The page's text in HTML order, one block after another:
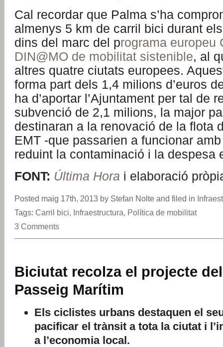
Cal recordar que Palma s’ha
almenys 5 km de carril bici durant
dins del marc del programa europeu
DIN@MO de mobilitat sistenible, al
altres quatre ciutats europees.
forma part dels 1,4 milions d’euros
ha d’aportar l’Ajuntament per tal de
subvenció de 2,1 milions, la major
destinaran a la renovació de la flota
EMT -que passarien a funcionar
reduint la contaminació i la despesa
FONT: Última Hora i elaboració
Posted maig 17th, 2013 by Stefan Nolte and filed in
Tags: Carril bici Infraestructura Política de mobilitat
3 Comments
Biciutat recolza el projecte
Passeig Marítim
Els ciclistes urbans destaquen el
pacificar el trànsit a tota la ciutat i
a l’economia local.